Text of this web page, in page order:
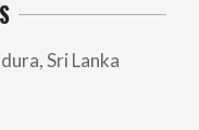
Sri Lanka